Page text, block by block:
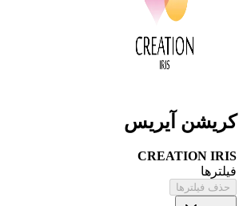
کریشن آیریس
CREATION IRIS
فیلترها
حذف فیلترها